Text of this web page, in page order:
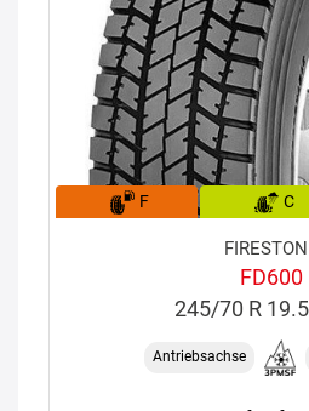
F C
FD600
245/70 R
Antriebsachse